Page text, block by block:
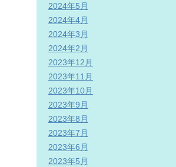
2024年5月
2024年4月
2024年3月
2024年2月
2023年12月
2023年11月
2023年10月
2023年9月
2023年8月
2023年7月
2023年6月
2023年5月